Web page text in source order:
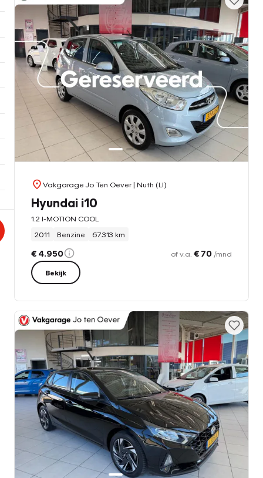
Vakgarage Jo Ten Oever| Nuth (LI)
Hyundai i10
1.2 I-MOTION COOL
2011
Benzine 67.313 km
€ 4.950 of v.a. € 70 /mnd
Bekijk